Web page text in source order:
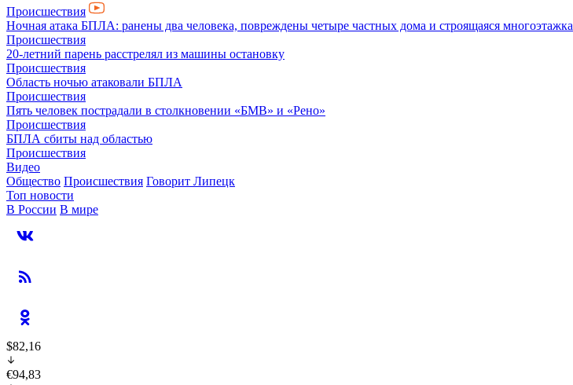
Происшествия
Ночная атака БПЛА: ранены два человека, повреждены четыре частных дома и строящаяся многоэтажка
Происшествия
20-летний парень расстрелял из машины остановку
Происшествия
Область ночью атаковали БПЛА
Происшествия
Пять человек пострадали в столкновении «БМВ» и «Рено»
Происшествия
БПЛА сбиты над областью
Происшествия
Видео
Общество Происшествия Говорит Липецк
Топ новости
В России В мире
$82,16
€94,83